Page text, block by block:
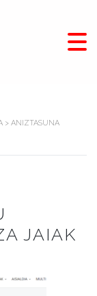
> ANIZTASUNA
JAIAK